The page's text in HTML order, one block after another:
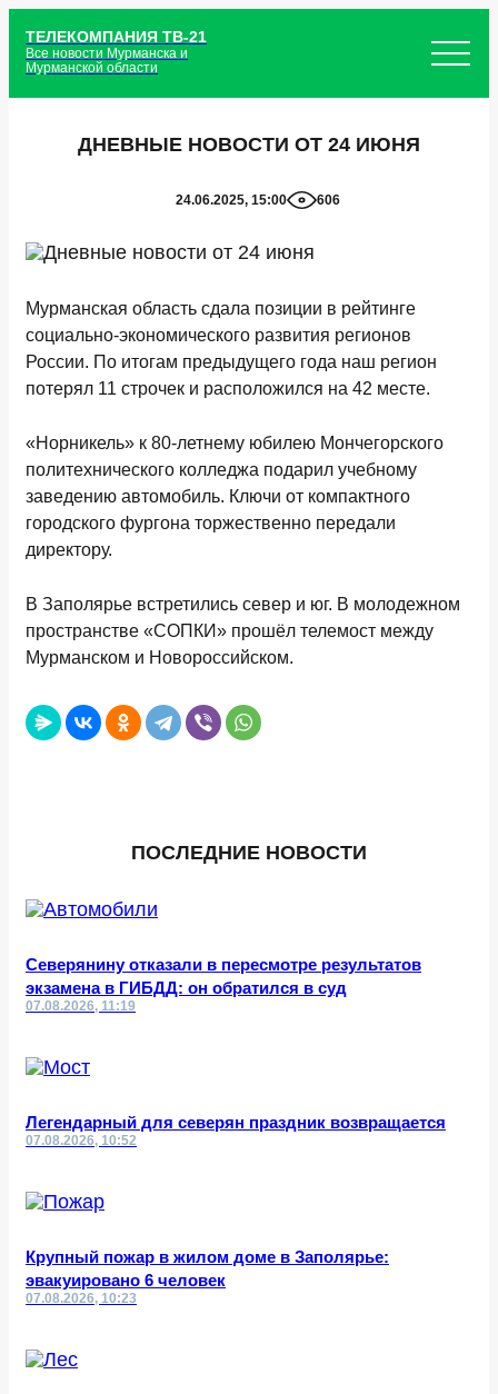
ТЕЛЕКОМПАНИЯ ТВ-21
Все новости Мурманска и
Мурманской области
ДНЕВНЫЕ НОВОСТИ ОТ 24 ИЮНЯ
24.06.2025, 15:00 606
Мурманская область сдала позиции в рейтинге
социально-экономического развития регионов
России. По итогам предыдущего года наш регион
потерял 11 строчек и расположился на 42 месте.
«Норникель» к 80-летнему юбилею Мончегорского
политехнического колледжа подарил учебному
заведению автомобиль. Ключи от компактного
городского фургона торжественно передали
директору.
В Заполярье встретились север и юг. В молодежном
пространстве «СОПКИ» прошёл телемост между
Мурманском и Новороссийском.
ПОСЛЕДНИЕ НОВОСТИ
Северянину отказали в пересмотре результатов
экзамена в ГИБДД: он обратился в суд
07.08.2026, 11:19
Легендарный для северян праздник возвращается
07.08.2026, 10:52
Крупный пожар в жилом доме в Заполярье:
эвакуировано 6 человек
07.08.2026, 10:23